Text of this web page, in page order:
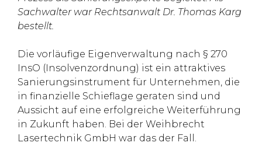
Sachwalter war Rechtsanwalt Dr. Thomas Karg
bestellt.
Die vorläufige Eigenverwaltung nach § 270
InsO (Insolvenzordnung) ist ein attraktives
Sanierungsinstrument für Unternehmen, die
in finanzielle Schieflage geraten sind und
Aussicht auf eine erfolgreiche Weiterführung
in Zukunft haben. Bei der Weihbrecht
Lasertechnik GmbH war das der Fall.